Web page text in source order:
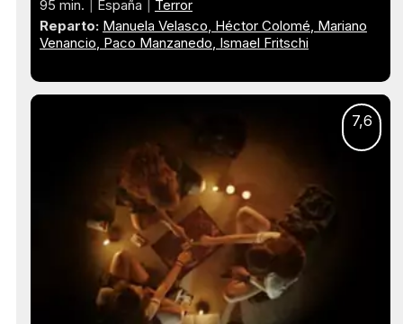
95 min. España
Terror
Reparto: Manuela Velasco Héctor Colomé Mariano
Venancio Paco Manzanedo Ismael Fritschi
7,6